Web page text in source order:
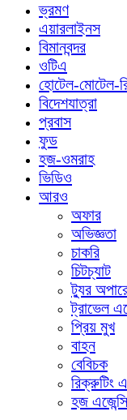
ভ্রমণ
এয়ারলাইনস
বিমানবন্দর
ওটিএ
হোটেল-মোটেল-
বিদেশযাত্রা
প্রবাস
ফুড
হজ-ওমরাহ
ভিডিও
আরও
অফার
অভিজ্ঞতা
চাকরি
চিটচ্যাট
ট্যুর
ট্রাভেল
প্রিয় মুখ
বাহন
বেবিচক
রিক্রুটিং
হজ এজেন্সি